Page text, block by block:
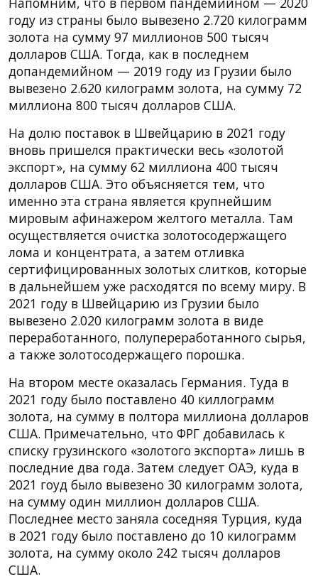
году из страны было вывезено 2.720 килограмм
золота на сумму 97 миллионов 500 тысяч
долларов США. Тогда, как в последнем
допандемийном — 2019 году из Грузии было
вывезено 2.620 килограмм золота, на сумму 72
миллиона 800 тысяч долларов США.
На долю поставок в Швейцарию в 2021 году
вновь пришелся практически весь «золотой
экспорт», на сумму 62 миллиона 400 тысяч
долларов США. Это объясняется тем, что
именно эта страна является крупнейшим
мировым афинажером желтого металла. Там
осуществляется очистка золотосодержащего
лома и концентрата, а затем отливка
сертифицированных золотых слитков, которые
в дальнейшем уже расходятся по всему миру. В
2021 году в Швейцарию из Грузии было
вывезено 2.020 килограмм золота в виде
переработанного, полупереработанного сырья,
а также золотосодержащего порошка.
На втором месте оказалась Германия. Туда в
2021 году было поставлено 40 киллограмм
золота, на сумму в полтора миллиона долларов
США. Примечательно, что ФРГ добавилась к
списку грузинского «золотого экспорта» лишь в
последние два года. Затем следует ОАЭ, куда в
2021 гоуд было вывезено 30 килограмм золота,
на сумму один миллион долларов США.
Последнее место заняла соседняя Турция, куда
в 2021 году было поставлено до 10 килограмм
золота, на сумму около 242 тысяч долларов
США.